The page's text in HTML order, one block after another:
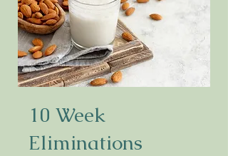
10 Week
Eliminations